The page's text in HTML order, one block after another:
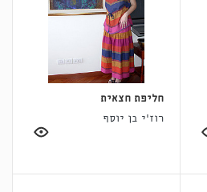
חליפת חצאית
רוז'י בן יוסף